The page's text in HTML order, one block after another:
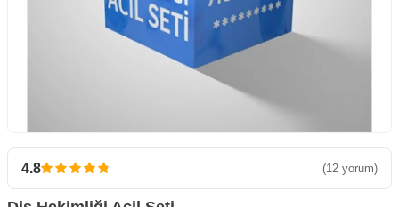
4.8 (12 yorum)